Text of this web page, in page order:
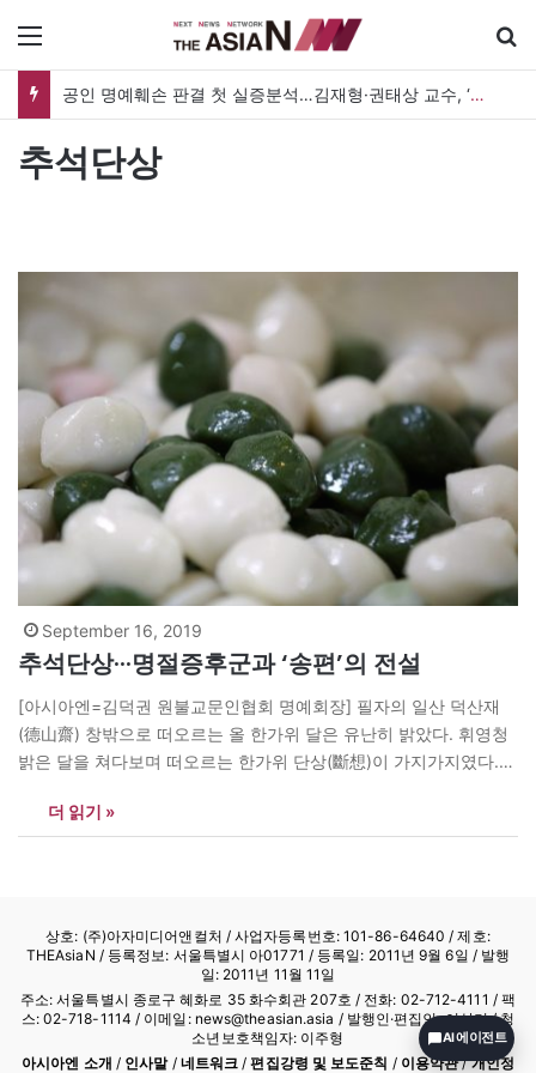
공인 명예훼손 판결 첫 실증분석…김재형·권태상 교수, ‘공인 보도준칙’ 제안도
추석단상
September 16, 2019
추석단상···명절증후군과 ‘송편’의 전설
[아시아엔=김덕권 원불교문인협회 명예회장] 필자의 일산 덕산재
(德山齋) 창밖으로 떠오르는 올 한가위 달은 유난히 밝았다. 휘영청
밝은 달을 쳐다보며 떠오르는 한가위 단상(斷想)이 가지가지였다.
벗들, 옛사랑의 아련한 추억과 그리운 얼굴이 주마등처럼 스쳐간다.
그외에도 나라걱정, 일본과의 경제전쟁 추이(推移), 맑고 밝고 훈훈
더 읽기 »
상호: (주)아자미디어앤컬처 /사업자등록번호: 101-86-64640 / 제호:
THEAsiaN / 등록정보: 서울특별시 아01771 / 등록일: 2011년 9월 6일 / 발행
일: 2011년 11월 11일
주소: 서울특별시 종로구 혜화로 35 화수회관 207호 / 전화: 02-712-4111 / 팩
스: 02-718-1114 / 이메일: news@theasian.asia / 발행인·편집인: 이상기 / 청
소년보호책임자: 이주형
아시아엔 소개 / 인사말/ 네트워크 /편집강령 및 보도준칙 / 이용약관/개인정
AI 에이전트